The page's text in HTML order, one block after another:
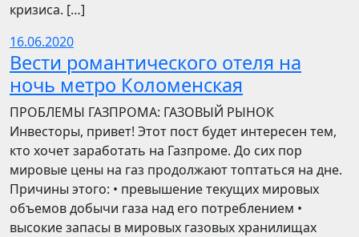
кризиса. […]
16.06.2020
Вести романтического отеля на
ночь метро Коломенская
ПРОБЛЕМЫ ГАЗПРОМА: ГАЗОВЫЙ РЫНОК
Инвесторы, привет! Этот пост будет интересен тем,
кто хочет заработать на Газпроме. До сих пор
мировые цены на газ продолжают топтаться на дне.
Причины этого: • превышение текущих мировых
объемов добычи газа над его потреблением •
высокие запасы в мировых газовых хранилищах